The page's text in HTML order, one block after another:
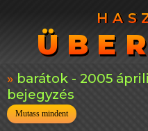
barátok - 2005
bejegyzés
Mutass mindent